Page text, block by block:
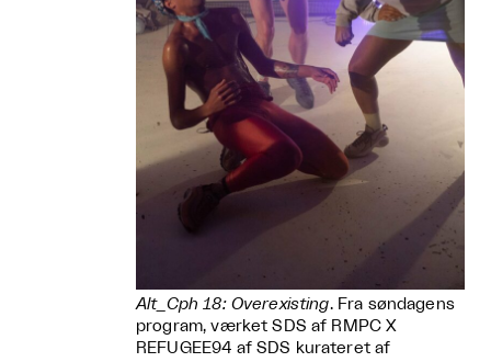
Alt_Cph 18: Overexisting. Fra søndagens
program, værket SDS af RMPC X
REFUGEE94 af SDS kurateret af